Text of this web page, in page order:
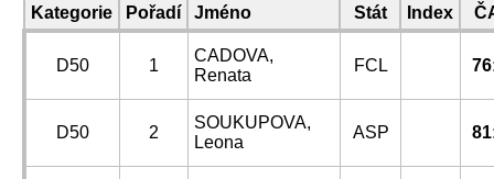
Kategorie Pořadí Jméno Stát Index
D50 1
CADOVA,
Renata
FCL
D50 2
SOUKUPOVA,
Leona
ASP